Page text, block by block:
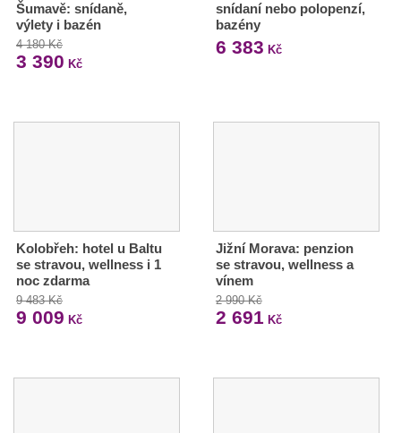
Šumavě: snídaně,
výlety i bazén
4 180 Kč
3 390 Kč
snídaní nebo polopenzí,
bazény
6 383 Kč
Kolobřeh: hotel u Baltu
se stravou, wellness i 1
noc zdarma
9 483 Kč
9 009 Kč
Jižní Morava: penzion
se stravou, wellness a
vínem
2 990 Kč
2 691 Kč